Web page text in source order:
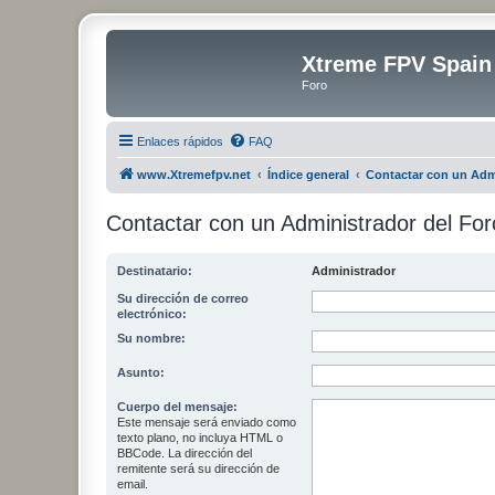
Xtreme FPV Spain
Foro
Enlaces rápidos FAQ
www.Xtremefpv.net Índice general Contactar con un
Contactar con un Administrador del
Destinatario: Administrador
Su dirección de correo
electrónico:
Su nombre:
Asunto:
Cuerpo del mensaje:
Este mensaje será enviado como
texto plano, no incluya HTML o
BBCode. La dirección del
remitente será su dirección de
email.